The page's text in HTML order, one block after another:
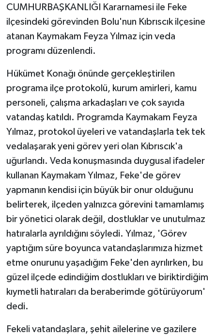
CUMHURBAŞKANLIĞI Kararnamesi ile Feke
ilçesindeki görevinden Bolu'nun Kıbrıscık ilçesine
atanan Kaymakam Feyza Yılmaz için veda
programı düzenlendi.
Hükümet Konağı önünde gerçekleştirilen
programa ilçe protokolü, kurum amirleri, kamu
personeli, çalışma arkadaşları ve çok sayıda
vatandaş katıldı. Programda Kaymakam Feyza
Yılmaz, protokol üyeleri ve vatandaşlarla tek tek
vedalaşarak yeni görev yeri olan Kıbrıscık'a
uğurlandı. Veda konuşmasında duygusal ifadeler
kullanan Kaymakam Yılmaz, Feke'de görev
yapmanın kendisi için büyük bir onur olduğunu
belirterek, ilçeden yalnızca görevini tamamlamış
bir yönetici olarak değil, dostluklar ve unutulmaz
hatıralarla ayrıldığını söyledi. Yılmaz, 'Görev
yaptığım süre boyunca vatandaşlarımıza hizmet
etme onurunu yaşadığım Feke'den ayrılırken, bu
güzel ilçede edindiğim dostlukları ve biriktirdiğim
kıymetli hatıraları da beraberimde götürüyorum'
dedi.
Fekeli vatandaşlara, şehit ailelerine ve gazilere